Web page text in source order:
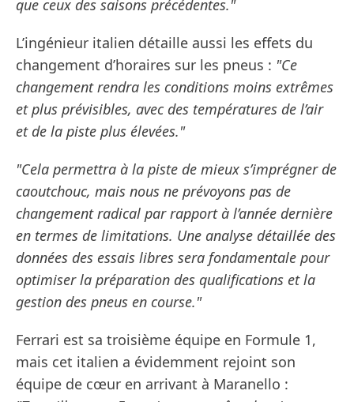
que ceux des saisons précédentes."
L’ingénieur italien détaille aussi les effets du
changement d’horaires sur les pneus : "Ce
changement rendra les conditions moins extrêmes
et plus prévisibles, avec des températures de l’air
et de la piste plus élevées."
"Cela permettra à la piste de mieux s’imprégner de
caoutchouc, mais nous ne prévoyons pas de
changement radical par rapport à l’année dernière
en termes de limitations. Une analyse détaillée des
données des essais libres sera fondamentale pour
optimiser la préparation des qualifications et la
gestion des pneus en course."
Ferrari est sa troisième équipe en Formule 1,
mais cet italien a évidemment rejoint son
équipe de cœur en arrivant à Maranello :